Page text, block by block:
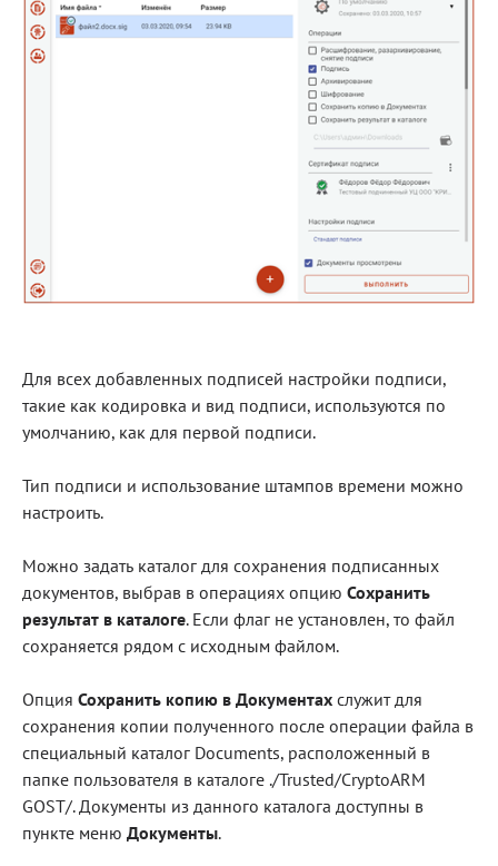
Полная версия сайта
Для всех добавленных подписей настройки подписи,
такие как кодировка и вид подписи, используются по
умолчанию, как для первой подписи.
Тип подписи и использование штампов времени можно
настроить.
Можно задать каталог для сохранения подписанных
документов, выбрав в операциях опцию Сохранить
результат в каталоге. Если флаг не установлен, то файл
сохраняется рядом с исходным файлом.
Опция Сохранить копию в Документах служит для
сохранения копии полученного после операции файла в
специальный каталог Documents, расположенный в
папке пользователя в каталоге ./Trusted/CryptoARM
GOST/. Документы из данного каталога доступны в
пункте меню Документы.